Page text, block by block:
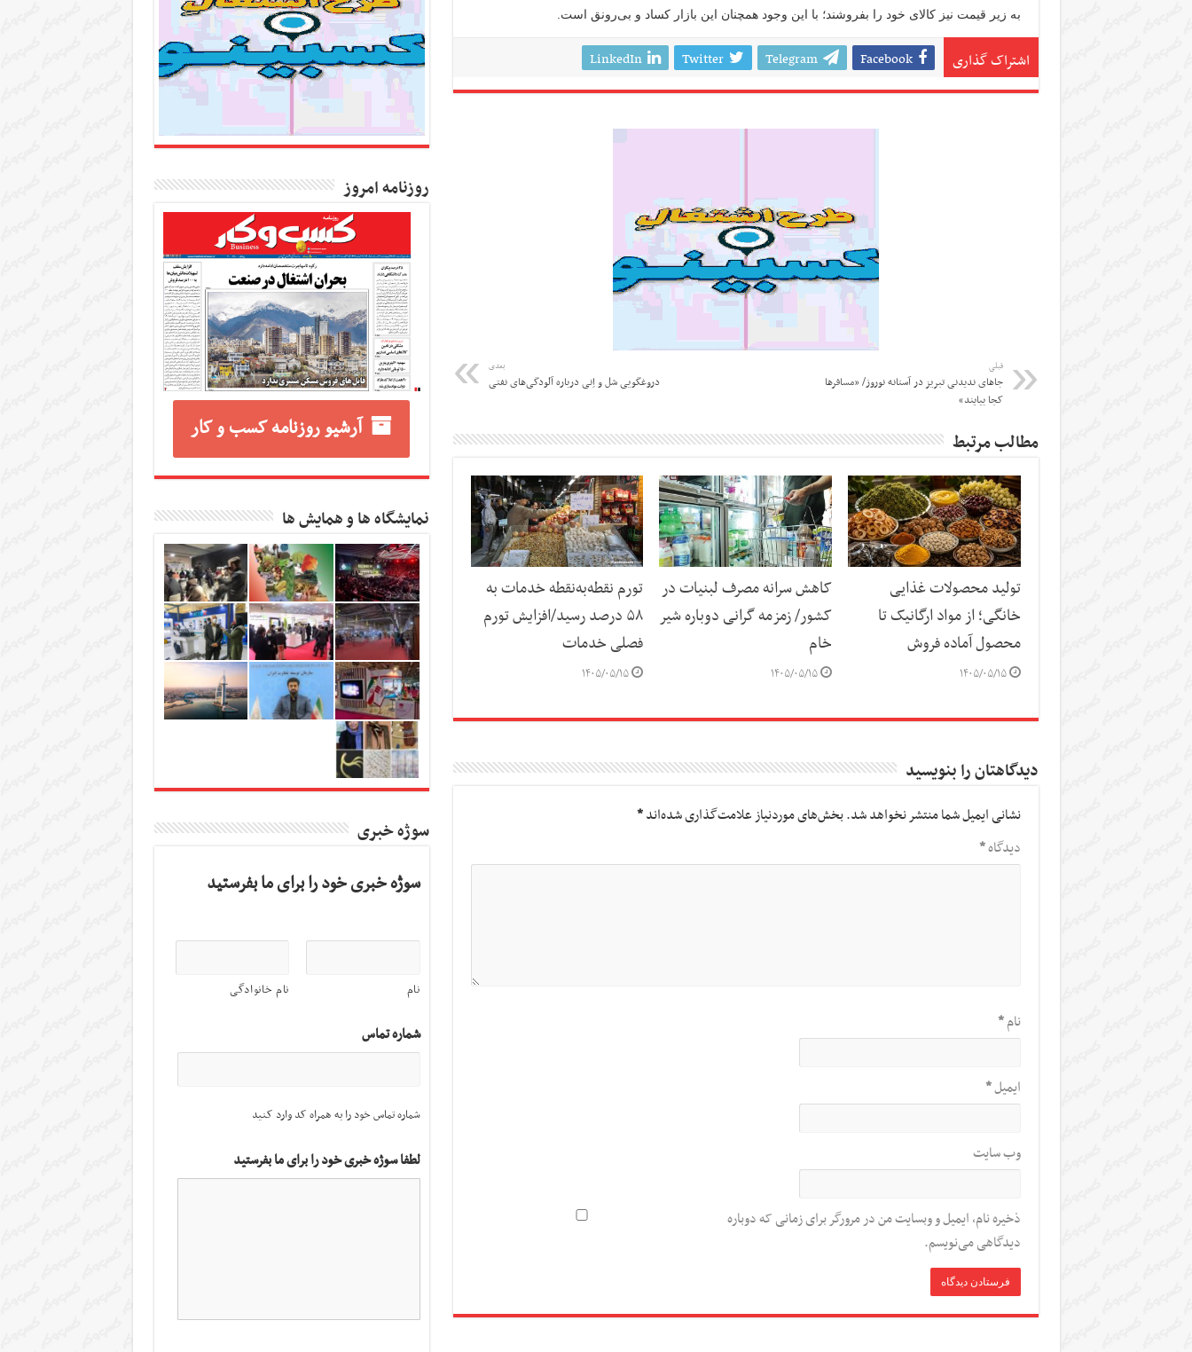
به زیر قیمت نیز کالای خود را بفروشند؛ با این وجود همچنان این بازار کساد و بی‌رونق است.
اشتراک گذاری Facebook
Telegram
Twitter
LinkedIn
قبلی
جاهای ندیدنی تبریز در آستانه نوروز/ «مسافرها
کجا بیایند»
بعدی
دروغگویی شل و اِنی درباره آلودگی‌های نفتی
مطالب مرتبط
تولید محصولات غذایی
خانگی؛ از مواد ارگانیک تا
محصول آماده فروش
۱۴۰۵/۰۵/۱۵
کاهش سرانه مصرف لبنیات در
کشور/ زمزمه گرانی دوباره شیر
خام
۱۴۰۵/۰۵/۱۵
تورم نقطه‌به‌نقطه خدمات به
۵۸ درصد رسید/افزایش تورم
فصلی خدمات
۱۴۰۵/۰۵/۱۵
دیدگاهتان را بنویسید
نشانی ایمیل شما منتشر نخواهد شد.بخش‌های موردنیاز علامت‌گذاری شده‌اند*
دیدگاه*
نام*
ایمیل*
وب‌ سایت
ذخیره نام، ایمیل و وبسایت من در مرورگر برای زمانی که دوباره
دیدگاهی می‌نویسم.
روزنامه امروز
آرشیو روزنامه کسب و کار
نمایشگاه ها و همایش ها
سوژه خبری
سوژه خبری خود را برای ما بفرستید
نام نام خانوادگی
شماره تماس
شماره تماس خود را به همراه کد وارد کنید
لطفا سوژه خبری خود را برای ما بفرستید